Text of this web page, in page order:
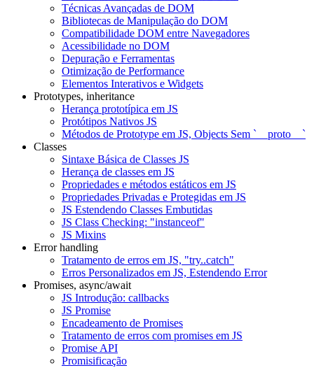
Técnicas Avançadas de DOM
Bibliotecas de Manipulação do DOM
Compatibilidade DOM entre Navegadores
Acessibilidade no DOM
Depuração e Ferramentas
Otimização de Performance
Elementos Interativos e Widgets
Prototypes, inheritance
Herança prototípica em JS
Protótipos Nativos JS
Métodos de Prototype em JS, Objects Sem `__proto__`
Classes
Sintaxe Básica de Classes JS
Herança de classes em JS
Propriedades e métodos estáticos em JS
Propriedades Privadas e Protegidas em JS
JS Estendendo Classes Embutidas
JS Class Checking: "instanceof"
JS Mixins
Error handling
Tratamento de erros em JS, "try..catch"
Erros Personalizados em JS, Estendendo Error
Promises, async/await
JS Introdução: callbacks
JS Promise
Encadeamento de Promises
Tratamento de erros com promises em JS
Promise API
Promisificação